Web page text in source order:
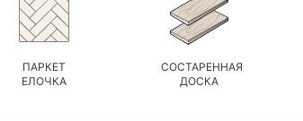
ПАРКЕТ
ЕЛОЧКА
СОСТАРЕННАЯ
ДОСКА